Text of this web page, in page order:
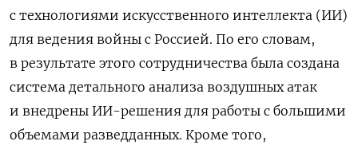
с технологиями искусственного интеллекта (ИИ)
для ведения войны с Россией. По его словам,
в результате этого сотрудничества была создана
система детального анализа воздушных атак
и внедрены ИИ-решения для работы с большими
объемами разведданных. Кроме того,